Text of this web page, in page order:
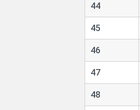
44
45
46
47
48